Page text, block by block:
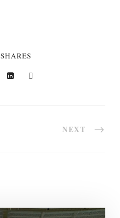
SHARES
NEXT